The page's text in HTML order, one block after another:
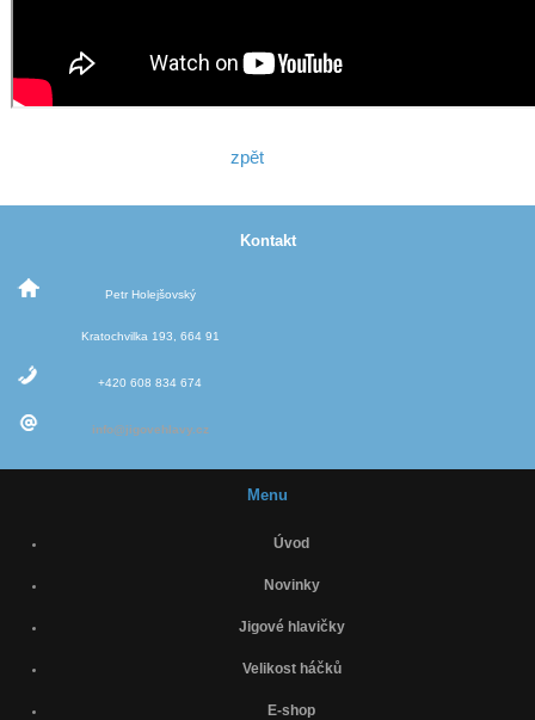
zpět
Kontakt
Petr Holejšovský
Kratochvilka 193, 664 91
+420 608 834 674
info@jigovehlavy.cz
Menu
Úvod
Novinky
Jigové hlavičky
Velikost háčků
E-shop